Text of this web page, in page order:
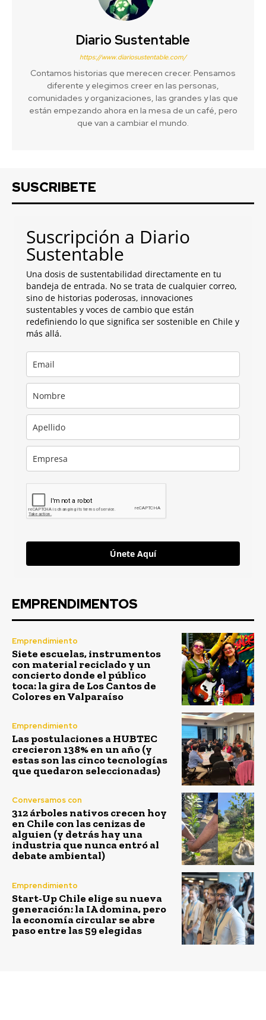
Diario Sustentable
https://www.diariosustentable.com/
Contamos historias que merecen crecer. Pensamos
diferente y elegimos creer en las personas,
comunidades y organizaciones, las grandes y las que
están empezando ahora en la mesa de un café, pero
que van a cambiar el mundo.
SUSCRIBETE
Suscripción a Diario
Sustentable
Una dosis de sustentabilidad directamente en tu
bandeja de entrada. No se trata de cualquier correo,
sino de historias poderosas, innovaciones
sustentables y voces de cambio que están
redefiniendo lo que significa ser sostenible en Chile y
más allá.
Únete Aquí
EMPRENDIMENTOS
Emprendimiento
Siete escuelas, instrumentos
con material reciclado y un
concierto donde el público
toca: la gira de Los Cantos de
Colores en Valparaíso
Emprendimiento
Las postulaciones a HUBTEC
crecieron 138% en un año (y
estas son las cinco tecnologías
que quedaron seleccionadas)
Conversamos con
312 árboles nativos crecen hoy
en Chile con las cenizas de
alguien (y detrás hay una
industria que nunca entró al
debate ambiental)
Emprendimiento
Start-Up Chile elige su nueva
generación: la IA domina, pero
la economía circular se abre
paso entre las 59 elegidas